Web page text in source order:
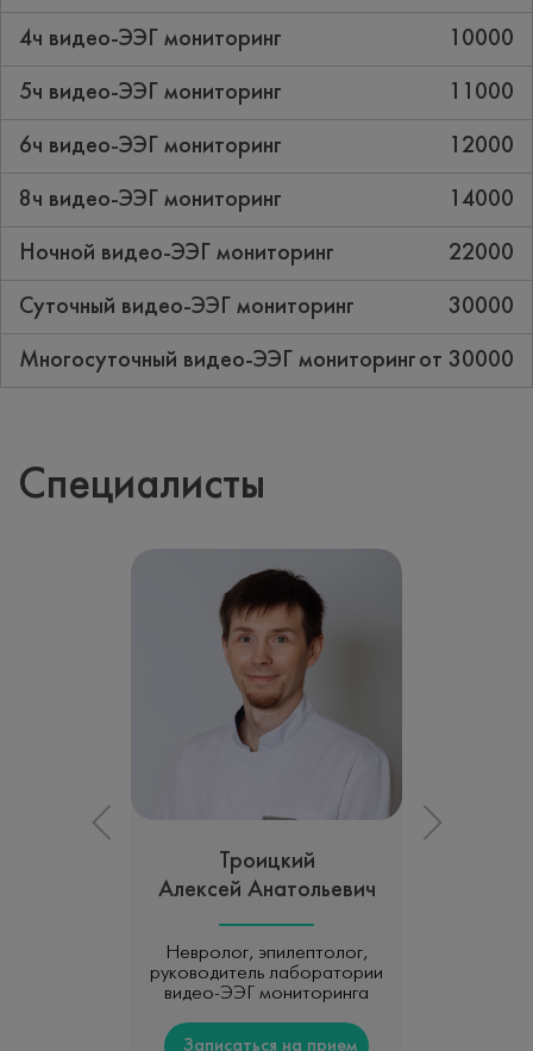
4ч видео-ЭЭГ мониторинг 10000
5ч видео-ЭЭГ мониторинг 11000
6ч видео-ЭЭГ мониторинг 12000
8ч видео-ЭЭГ мониторинг 14000
Ночной видео-ЭЭГ мониторинг 22000
Суточный видео-ЭЭГ мониторинг 30000
Многосуточный видео-ЭЭГ мониторинг от 30000
Специалисты
Троицкий
Алексей Анатольевич
Невролог, эпилептолог,
руководитель лаборатории
видео-ЭЭГ мониторинга
Записаться на прием